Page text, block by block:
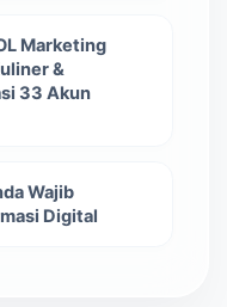
Marketing
&
33 Akun
Wajib
Digital